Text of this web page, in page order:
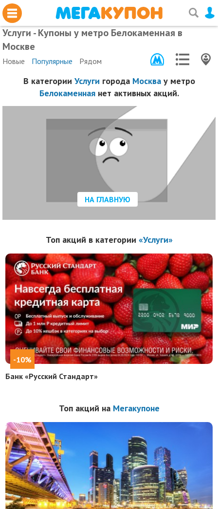
Услуги - Купоны у метро Белокаменная в
Москве
Новые Популярные Рядом
В категории Услуги города Москвау метро
Белокаменнаянет активных акций.
НА ГЛАВНУЮ
Топ акций в категории «Услуги»
-10%
Банк «Русский Стандарт»
Топ акций на Мегакупоне